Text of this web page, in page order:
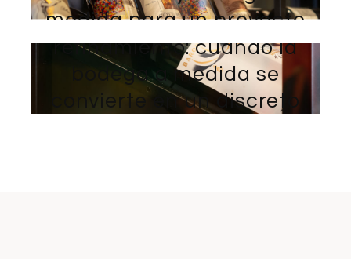
medida para un proyecto
excepcional
Minimalismo y
refinamiento: cuando la
bodega a medida se
convierte en un discreto